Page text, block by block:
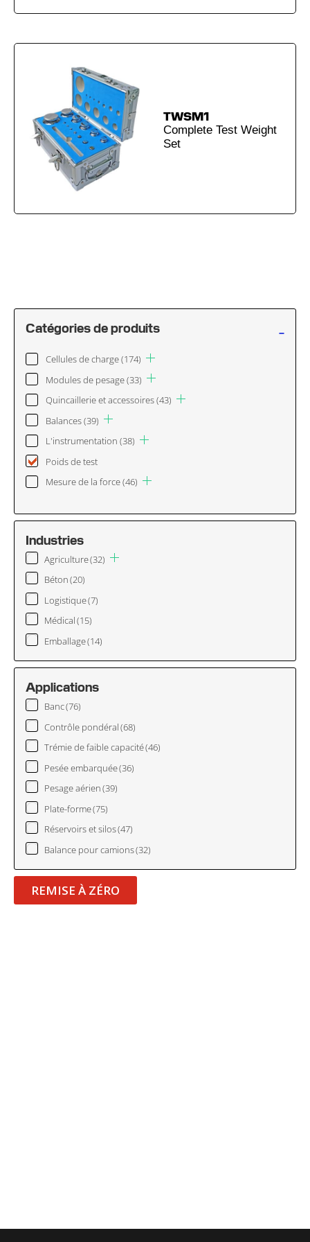
Catégories de produits -
Cellules de charge(174)
Modules de pesage(33)
Quincaillerie et accessoires(43)
Balances(39)
L'instrumentation (38)
Poids de test
Mesure de la force(46)
Industries
Agriculture(32)
Béton(20)
Logistique(7)
Médical(15)
Emballage(14)
Applications
Banc(76)
Contrôle pondéral(68)
Trémie de faible capacité(46)
Pesée embarquée(36)
Pesage aérien(39)
Plate-forme(75)
Réservoirs et silos(47)
Balance pour camions(32)
REMISE À ZÉRO
TWSM1
Complete Test Weight
Set